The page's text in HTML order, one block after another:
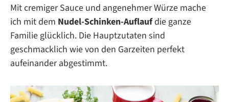
Mit cremiger Sauce und angenehmer Würze mache
ich mit dem Nudel-Schinken-Auflaufdie ganze
Familie glücklich. Die Hauptzutaten sind
geschmacklich wie von den Garzeiten perfekt
aufeinander abgestimmt.